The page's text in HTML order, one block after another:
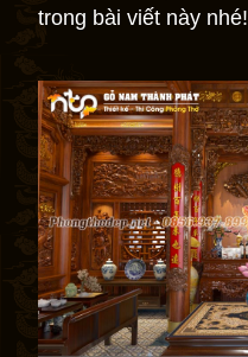
trong bài viết này nhé!